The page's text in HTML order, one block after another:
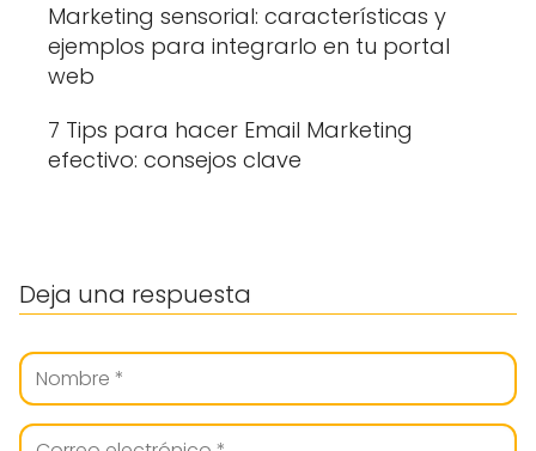
Marketing sensorial: características y
ejemplos para integrarlo en tu portal
web
7 Tips para hacer Email Marketing
efectivo: consejos clave
Deja una respuesta